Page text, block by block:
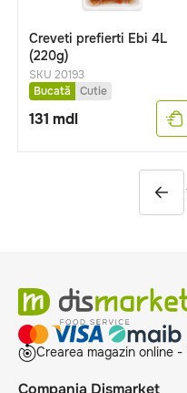
Creveti prefierti Ebi 4L
(220g)
SKU 20193
Bucată
Cutie
131 mdl
Crearea magazin online -
Compania Dismarket